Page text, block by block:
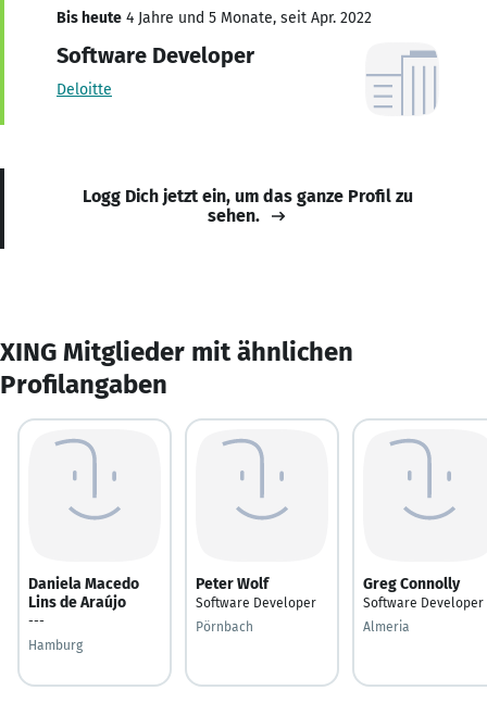
Bis heute 4 Jahre und 5 Monate, seit Apr. 2022
Software Developer
Deloitte
Logg Dich jetzt ein, um das ganze Profil zu
sehen.
XING Mitglieder mit ähnlichen
Profilangaben
Daniela Macedo
Lins de Araújo
---
Hamburg
Peter Wolf
Software Developer
Pörnbach
Greg Connolly
Software Developer
Almeria